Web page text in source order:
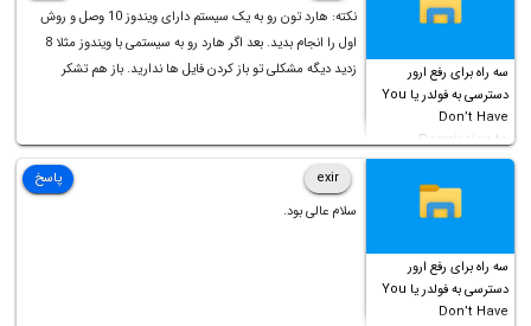
سه راه برای رفع ارور
دسترسی به فولدر یا You
Don’t Have
Permission to
Access this folder
نکته: هارد تون رو به یک سیستم دارای ویندوز 10 وصل و روش
اول را انجام بدید. بعد اگر هارد رو به سیستمی با ویندوز مثلا 8
زدید دیگه مشکلی تو باز کردن فایل ها ندارید. باز هم تشکر
سه راه برای رفع ارور
دسترسی به فولدر یا You
Don’t Have
exir
سلام عالی بود.
پاسخ